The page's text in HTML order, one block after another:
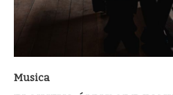
Musica